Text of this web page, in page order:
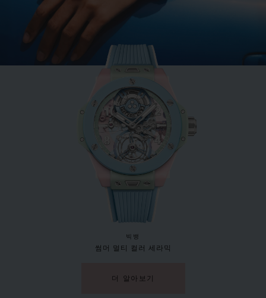
민트 그린 세라믹 33 MM
EUR 15,200 •
빅뱅
썸머 멀티 컬러 세라믹
더 알아보기